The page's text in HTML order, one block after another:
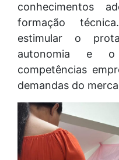
conhecimentos
formação
estimular o
autonomia e o
competências
demandas do